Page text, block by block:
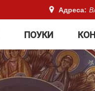
Адреса:
ПОУКИ